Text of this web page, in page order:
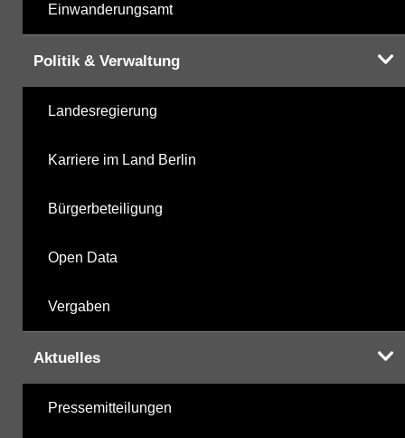
Einwanderungsamt
Politik & Verwaltung
Landesregierung
Karriere im Land Berlin
Bürgerbeteiligung
Open Data
Vergaben
Aktuelles
Pressemitteilungen